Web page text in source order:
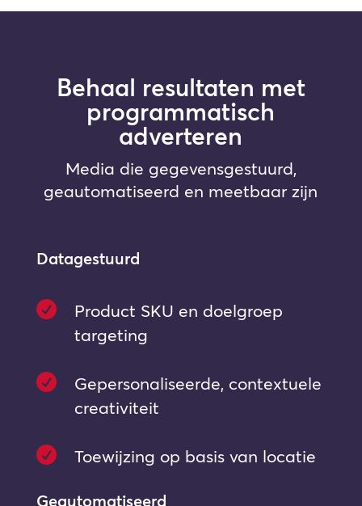
Behaal resultaten met
programmatisch
adverteren
Media die gegevensgestuurd,
geautomatiseerd en meetbaar zijn
Datagestuurd

Product SKU en doelgroep
targeting

Gepersonaliseerde, contextuele
creativiteit
 Toewijzing op basis van locatie
Geautomatiseerd